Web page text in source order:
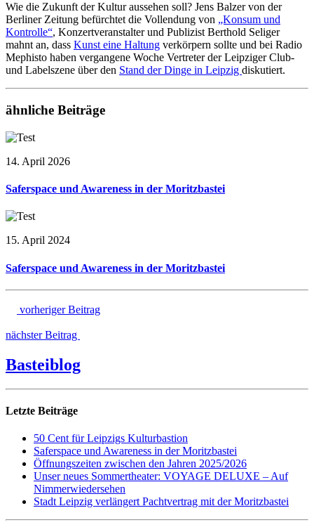
Wie die Zukunft der Kultur aussehen soll? Jens Balzer von der
Berliner Zeitung befürchtet die Vollendung von „Konsum und
Kontrolle“, Konzertveranstalter und Publizist Berthold Seliger
mahnt an, dass Kunst eine Haltung verkörpern sollte und bei Radio
Mephisto haben vergangene Woche Vertreter der Leipziger Club-
und Labelszene über den Stand der Dinge in Leipzig diskutiert.
ähnliche Beiträge
14. April 2026
Saferspace und Awareness in der Moritzbastei
15. April 2024
Saferspace und Awareness in der Moritzbastei
vorheriger Beitrag
nächster Beitrag
Basteiblog
Letzte Beiträge
50 Cent für Leipzigs Kulturbastion
Saferspace und Awareness in der Moritzbastei
Öffnungszeiten zwischen den Jahren 2025/2026
Unser neues Sommertheater: VOYAGE DELUXE – Auf
Nimmerwiedersehen
Stadt Leipzig verlängert Pachtvertrag mit der Moritzbastei